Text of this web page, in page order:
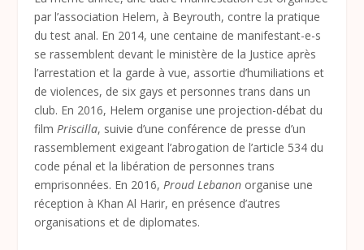
par l’association Helem, à Beyrouth, contre la pratique
du test anal. En 2014, une centaine de manifestant-e-s
se rassemblent devant le ministère de la Justice après
l’arrestation et la garde à vue, assortie d’humiliations et
de violences, de six gays et personnes trans dans un
club. En 2016, Helem organise une projection-débat du
filmPriscilla, suivie d’une conférence de presse d’un
rassemblement exigeant l’abrogation de l’article 534 du
code pénal et la libération de personnes trans
emprisonnées. En 2016,Proud Lebanon organise une
réception à Khan Al Harir, en présence d’autres
organisations et de diplomates.